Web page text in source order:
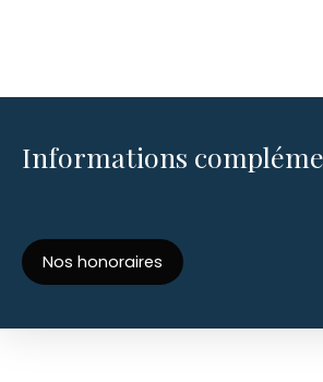
Informations
Nos honoraires